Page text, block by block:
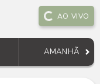
AO VIVO
AMANHÃ